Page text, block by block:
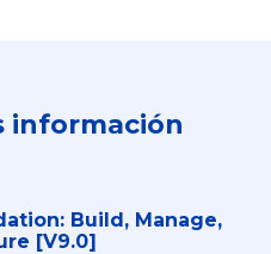
información
Build, Manage,
[V9.0]